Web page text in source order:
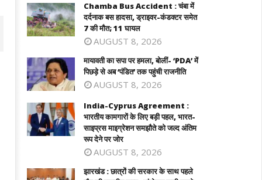
का सपा पर हमला, बोलीं- 'PDA' में पिछड़े
India-Cyprus Agreement :
Chamba Bus Accident : चंबा में
दर्दनाक बस हादसा, ड्राइवर-कंडक्टर समेत
7 की मौत; 11 घायल
AUGUST 8, 2026
मायावती का सपा पर हमला, बोलीं- ‘PDA’ में
पिछड़े से अब ‘पंडित’ तक पहुंची राजनीति
AUGUST 8, 2026
India-Cyprus Agreement :
भारतीय कामगारों के लिए बड़ी पहल, भारत-
साइप्रस माइग्रेशन समझौते को जल्द अंतिम
रूप देने पर जोर
AUGUST 8, 2026
झारखंड : छात्रों की सरकार के साथ पहले